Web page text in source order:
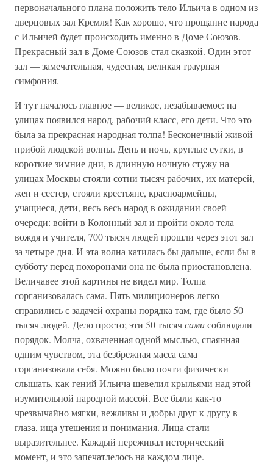
первоначального плана положить тело Ильича в одном из
дверцовых зал Кремля! Как хорошо, что прощание народа
с Ильичей будет происходить именно в Доме Союзов.
Прекрасный зал в Доме Союзов стал сказкой. Один этот
зал — замечательная, чудесная, великая траурная
симфония.
И тут началось главное — великое, незабываемое: на
улицах появился народ, рабочий класс, его дети. Что это
была за прекрасная народная толпа! Бесконечный живой
прибой людской волны. День и ночь, круглые сутки, в
короткие зимние дни, в длинную ночную стужу на
улицах Москвы стояли сотни тысяч рабочих, их матерей,
жен и сестер, стояли крестьяне, красноармейцы,
учащиеся, дети, весь-весь народ в ожидании своей
очереди: войти в Колонный зал и пройти около тела
вождя и учителя, 700 тысяч людей прошли через этот зал
за четыре дня. И эта волна катилась бы дальше, если бы в
субботу перед похоронами она не была приостановлена.
Величавее этой картины не видел мир. Толпа
сорганизовалась сама. Пять милиционеров легко
справились с задачей охраны порядка там, где было 50
тысяч людей. Дело просто; эти 50 тысячсамисоблюдали
порядок. Молча, охваченная одной мыслью, спаянная
одним чувством, эта безбрежная масса сама
сорганизовала себя. Можно было почти физически
слышать, как гений Ильича шевелил крыльями над этой
изумительной народной массой. Все были как-то
чрезвычайно мягки, вежливы и добры друг к другу в
глаза, ища утешения и понимания. Лица стали
выразительнее. Каждый переживал исторический
момент, и это запечатлелось на каждом лице.